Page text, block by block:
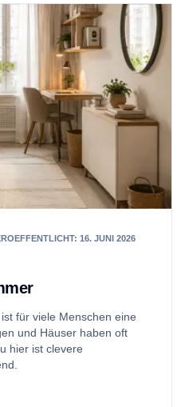
: 16. JUNI 2026
für viele Menschen eine
und Häuser haben oft
hier ist clevere